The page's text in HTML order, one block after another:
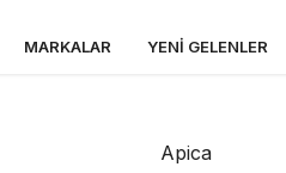
MARKALAR YENİ GELENLER
Apica